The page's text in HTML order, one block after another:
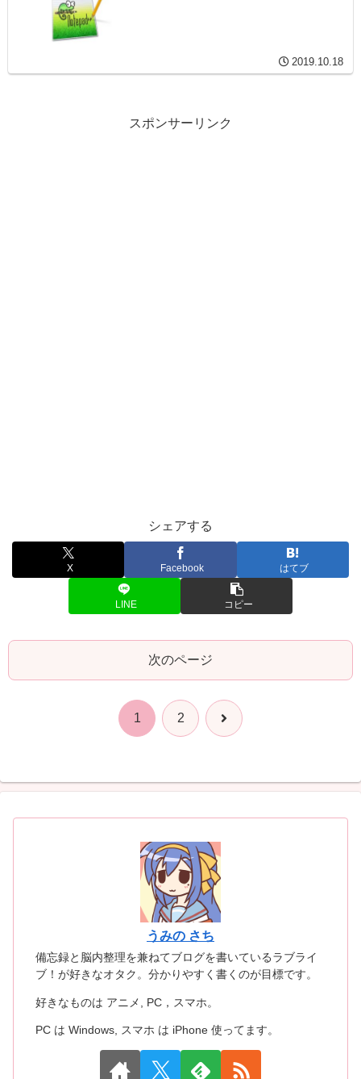
2019.10.18
スポンサーリンク
シェアする
X Facebook はてブ
LINE コピー
次のページ
1 2 次
うみの さち
備忘録と脳内整理を兼ねてブログを書いているラブライ
ブ！が好きなオタク。分かりやすく書くのが目標です。
好きなものは アニメ, PC，スマホ。
PC は Windows, スマホ は iPhone 使ってます。